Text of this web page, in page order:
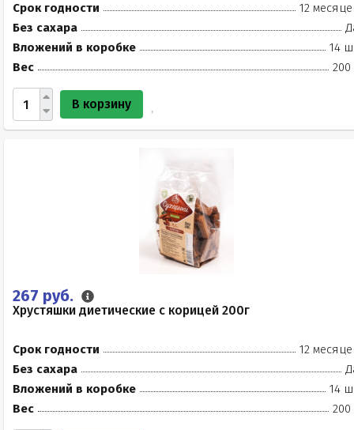
Срок годности
12
Без сахара
Вложений в коробке
14
Вес
200
В корзину
267 руб.
Хрустяшки диетические с корицей 200г
Срок годности
12
Без сахара
Вложений в коробке
14
Вес
200